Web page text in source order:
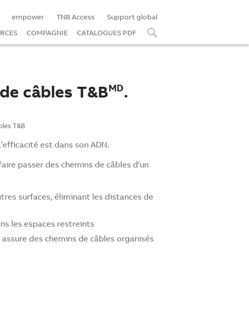
empower TNB Access
Support global
COMPAGNIE CATALOGUES PDF
câbles T&BMD.
T&B
est dans son ADN.
passer des chemins de câbles d'un
surfaces, éliminant les distances de
les espaces restreints
des chemins de câbles organisés